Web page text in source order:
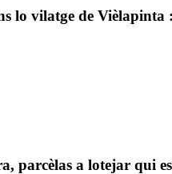
lo vilatge de
parcèlas a lotejar qui